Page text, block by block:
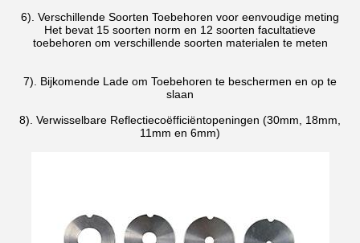
6). Verschillende Soorten Toebehoren voor eenvoudige meting
Het bevat 15 soorten norm en 12 soorten facultatieve
toebehoren om verschillende soorten materialen te meten
7). Bijkomende Lade om Toebehoren te beschermen en op te
slaan
8). Verwisselbare Reflectiecoëfficiëntopeningen (30mm, 18mm,
11mm en 6mm)